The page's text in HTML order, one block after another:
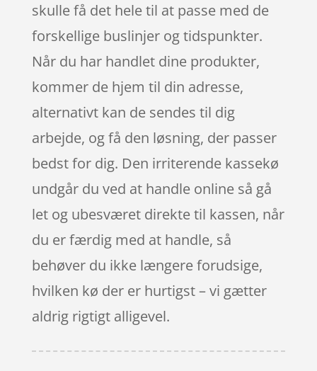
skulle få det hele til at passe med de
forskellige buslinjer og tidspunkter.
Når du har handlet dine produkter,
kommer de hjem til din adresse,
alternativt kan de sendes til dig
arbejde, og få den løsning, der passer
bedst for dig. Den irriterende kassekø
undgår du ved at handle online så gå
let og ubesværet direkte til kassen, når
du er færdig med at handle, så
behøver du ikke længere forudsige,
hvilken kø der er hurtigst – vi gætter
aldrig rigtigt alligevel.